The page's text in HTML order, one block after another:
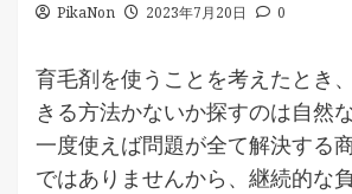
PikaNon 2023年7月20日 0
育毛剤を使うことを考えたとき
きる方法かないか探すのは自然
一度使えば問題が全て解決する
ではありませんから、継続的な